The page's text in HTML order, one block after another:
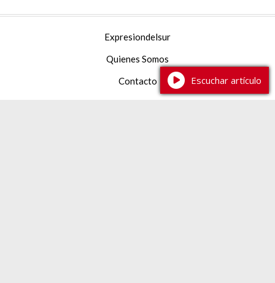
Expresiondelsur
Quienes Somos
Contacto
Escuchar artículo